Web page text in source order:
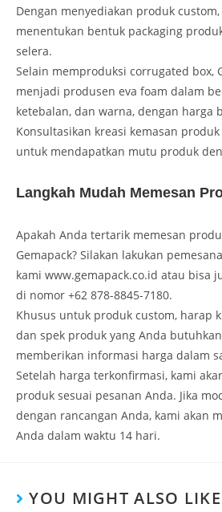
Dengan menyediakan produk
menentukan bentuk packaging
selera.
Selain memproduksi corrugated box,
menjadi produsen eva foam dalam
ketebalan, dan warna, dengan harga
Konsultasikan kreasi kemasan
untuk mendapatkan mutu produk
Langkah Mudah Memesan
Apakah Anda tertarik memesan
Gemapack? Silakan lakukan
kami www.gemapack.co.id atau bisa
di nomor +62 878-8845-7180.
Khusus untuk produk custom, harap
dan spek produk yang Anda
memberikan informasi harga dalam
Setelah harga terkonfirmasi, kami
produk sesuai pesanan Anda. Jika
dengan rancangan Anda, kami akan
Anda dalam waktu 14 hari.
YOU MIGHT ALSO LIKE